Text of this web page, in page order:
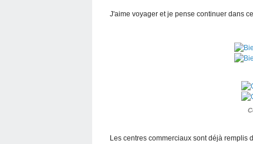
J'aime voyager et je pense continuer dans
Les centres commerciaux sont déjà remplis